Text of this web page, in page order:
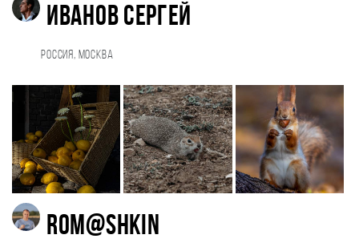
Иванов Сергей
Россия, Москва
Rom@shkin